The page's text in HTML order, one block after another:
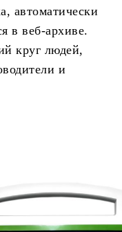
автоматически
в веб-архиве.
круг людей,
и